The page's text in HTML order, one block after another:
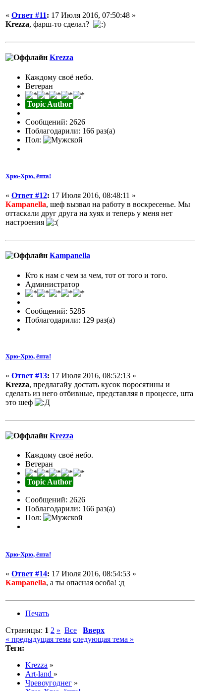
« Ответ #11: 17 Июля 2016, 07:50:48 »
Krezza, фарш-то сделал?
Krezza
Каждому своё небо.
Ветеран
Topic Author
Сообщений: 2626
Поблагодарили: 166 раз(а)
Пол:
Хрю-Хрю, ёпта!
« Ответ #12: 17 Июля 2016, 08:48:11 »
Кampanella, шеф вызвал на работу в воскресенье. Мы
оттаскали друг друга на хуях и теперь у меня нет
настроения
Кampanella
Кто к нам с чем за чем, тот от того и того.
Администратор
Сообщений: 5285
Поблагодарили: 129 раз(а)
Хрю-Хрю, ёпта!
« Ответ #13: 17 Июля 2016, 08:52:13 »
Krezza, предлагайу достать кусок поросятины и
сделать из него отбивные, представляя в процессе, шта
это шеф
Krezza
Каждому своё небо.
Ветеран
Topic Author
Сообщений: 2626
Поблагодарили: 166 раз(а)
Пол:
Хрю-Хрю, ёпта!
« Ответ #14: 17 Июля 2016, 08:54:53 »
Кampanella, а ты опасная особа! :д
Печать
Страницы: 1 2 » Все
Вверх
« предыдущая тема следующая тема »
Теги:
Krezza »
Art-land »
Чревоугоднег »